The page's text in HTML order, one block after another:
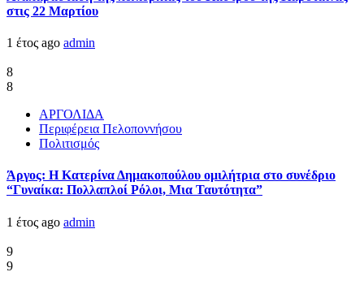
στις 22 Μαρτίου
1 έτος ago admin
8
8
ΑΡΓΟΛΙΔΑ
Περιφέρεια Πελοποννήσου
Πολιτισμός
Άργος: Η Κατερίνα Δημακοπούλου ομιλήτρια στο συνέδριο
“Γυναίκα: Πολλαπλοί Ρόλοι, Μια Ταυτότητα”
1 έτος ago admin
9
9